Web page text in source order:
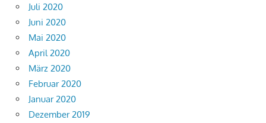
Juli 2020
Juni 2020
Mai 2020
April 2020
März 2020
Februar 2020
Januar 2020
Dezember 2019